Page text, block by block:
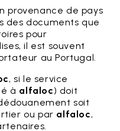
provenance de pays
des documents que
pour
il est souvent
au Portugal.
, si le service
à alfaloc) doit
soit
ou par alfaloc,